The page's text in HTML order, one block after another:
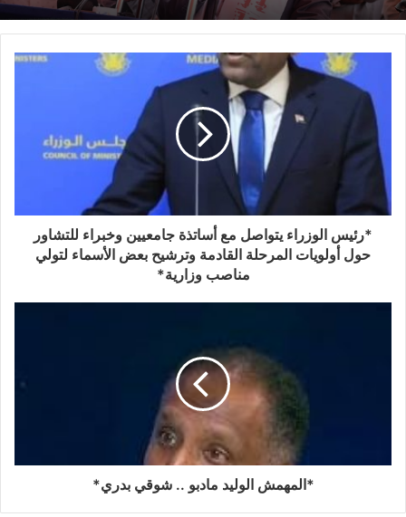
*رئيس الوزراء يتواصل مع أساتذة جامعيين وخبراء للتشاور
حول أولويات المرحلة القادمة وترشيح بعض الأسماء لتولي
مناصب وزارية*
*المهمش الوليد مادبو .. شوقي بدري*